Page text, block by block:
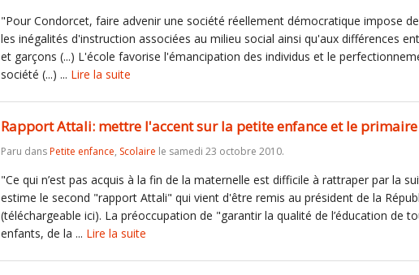
"Pour Condorcet, faire advenir une société réellement démocratique impose
les inégalités d'instruction associées au milieu social ainsi qu'aux différences
et garçons (...) L'école favorise l'émancipation des individus et le
société (...) ... Lire la suite
Rapport Attali: mettre l'accent sur la petite enfance et le primaire
Paru dansPetite enfance, Scolaire le samedi 23 octobre 2010.
"Ce qui n’est pas acquis à la fin de la maternelle est difficile à rattraper par la
estime le second "rapport Attali" qui vient d'être remis au président de la
(téléchargeable ici). La préoccupation de "garantir la qualité de l’éducation de
enfants, de la ... Lire la suite